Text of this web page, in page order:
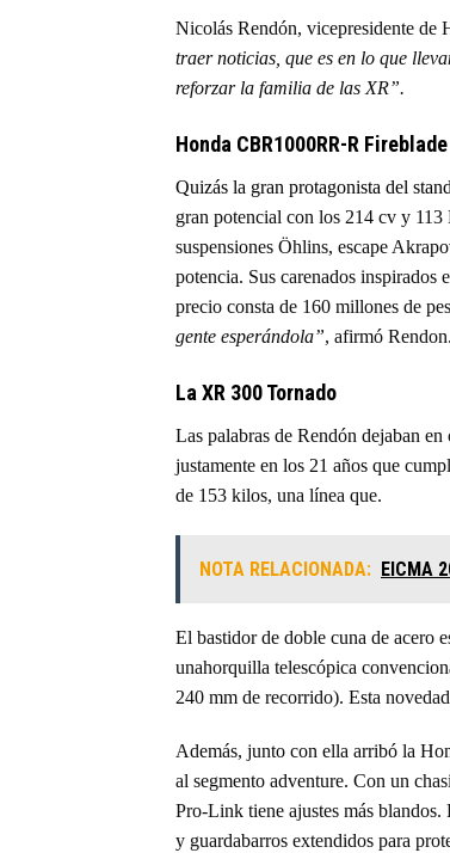
Nicolás Rendón, vicepresidente de
traer noticias, que es en lo que
reforzar la familia de las XR”.
Honda CBR1000RR-R Fireblade
Quizás la gran protagonista del
gran potencial con los 214 cv y
suspensiones Öhlins, escape
potencia. Sus carenados
precio consta de 160 millones de
gente esperándola”, afirmó Rendon.
La XR 300 Tornado
Las palabras de Rendón dejaban
justamente en los 21 años que
de 153 kilos, una línea que.
NOTA RELACIONADA: EICMA
El bastidor de doble cuna de acero
unahorquilla telescópica
240 mm de recorrido). Esta
Además, junto con ella arribó la
al segmento adventure. Con un
Pro-Link tiene ajustes más
y guardabarros extendidos para